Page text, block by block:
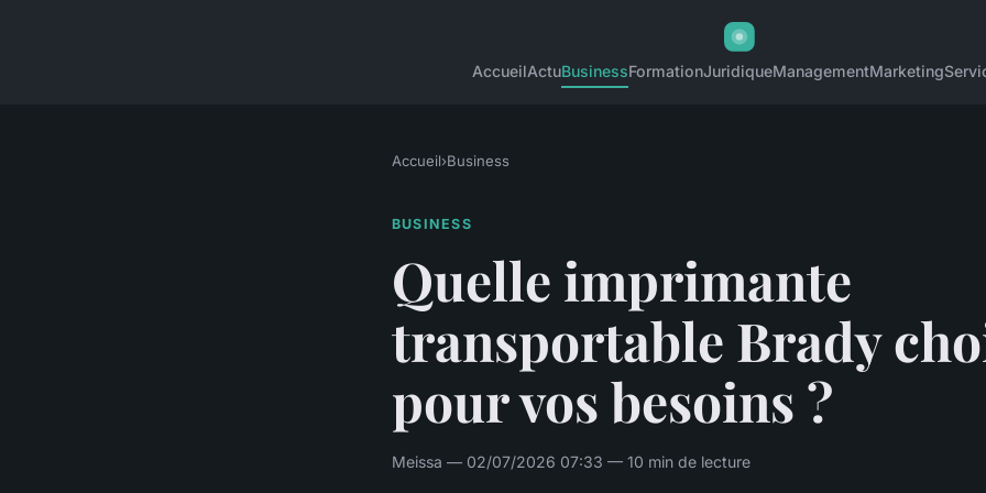
AccueilActuBusinessFormationJuridiqueManagementMarketing
Accueil›Business
BUSINESS
Quelle imprimante
transportable Brady
pour vos besoins ?
Meissa — 02/07/2026 07:33 — 10 min de lecture